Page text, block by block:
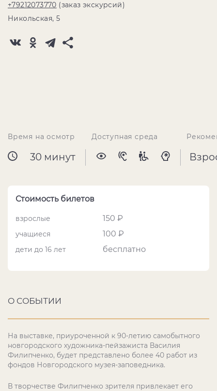
+79212073770 (заказ экскурсий)
Никольская, 5
Время на осмотр
30 минут
Доступная среда
Стоимость билетов
взрослые 150 ₽
учащиеся 100 ₽
дети до 16 лет бесплатно
О СОБЫТИИ
На выставке, приуроченной к 90-летию самобытного
новгородского художника-пейзажиста Василия
Филипченко, будет представлено более 40 работ из
фондов Новгородского музея-заповедника.
В творчестве Филипченко зрителя привлекает его